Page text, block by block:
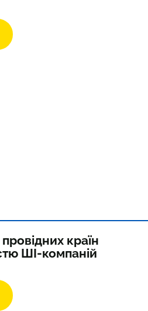
країн
ШІ-компаній